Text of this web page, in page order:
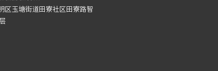
区玉塘街道田寮社区田寮路智